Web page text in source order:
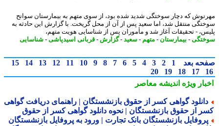
که دچار سوختگی شدید شده بود، از سوی متهم به بیمارستان سوانح
منتقل شد، اما سعید پس از آن از محل گریخت. با گزارش این حادثه به
- تحقیقات آغاز شد و مأموران پس از شناسایی هویت متهم،
-بیمارستان-متهم-سعید-گزارش -قربانی اسیدپاشی-شناسایی
بعد 1
2
3
4
5
6
7
8
9
10
11
12
13
14
15
17
18
19
20
ویژهاندیشه معاصر
گواهی کسر از حقوق بازنشستگان | راهنمای دریافت گواهی
از حقوق بازنشستگان | نحوه دانلود گواهی کسر از حقوق
بازنشستگان بانک تجارت | ورود به پروفایل بازنشستگان